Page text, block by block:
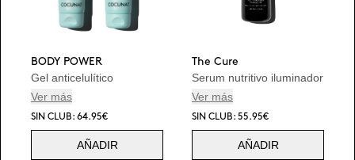
BODY POWER
Gel anticelulítico
Ver más
SIN CLUB: 64.95€
AÑADIR
The Cure
Serum nutritivo iluminador
Ver más
SIN CLUB: 55.95€
AÑADIR